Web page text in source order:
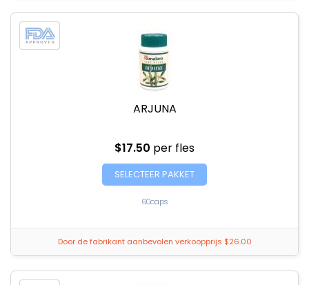
ARJUNA
$17.50 per fles
SELECTEER PAKKET
60caps
Door de fabrikant aanbevolen verkoopprijs $26.00